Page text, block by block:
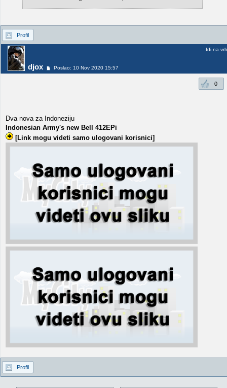
Profil
djox Poslao: 10 Nov 2020 15:57
Idi na vrh
0
Dva nova za Indoneziju
Indonesian Army's new Bell 412EPi
[Link mogu videti samo ulogovani korisnici]
Profil